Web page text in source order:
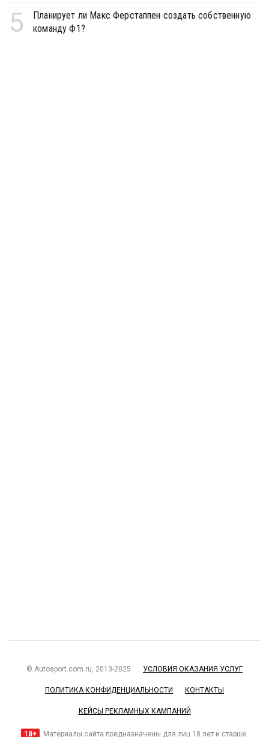
5
Планирует ли Макс Ферстаппен создать собственную
команду Ф1?
© Autosport.com.ru, 2013-2025 УСЛОВИЯ ОКАЗАНИЯ УСЛУГ
ПОЛИТИКА КОНФИДЕНЦИАЛЬНОСТИ КОНТАКТЫ
КЕЙСЫ РЕКЛАМНЫХ КАМПАНИЙ
18+ Материалы сайта предназначены для лиц 18 лет и старше.